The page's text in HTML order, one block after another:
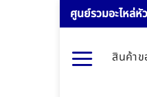
Skip
to
ศูนย์รวมอะไหล่หั
สินค้าข